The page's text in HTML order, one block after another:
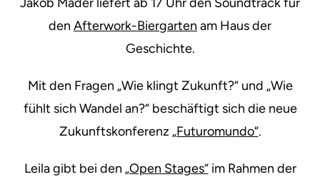
den Afterwork-Biergarten am Haus der
Geschichte.
Mit den Fragen „Wie klingt Zukunft?“ und „Wie
fühlt sich Wandel an?“ beschäftigt sich die neue
Zukunftskonferenz „Futuromundo“.
Leila gibt bei den „Open Stages“im Rahmen der